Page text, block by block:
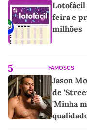
Lotofácil
feira e
milhões
5 FAMOSOS
Jason
de
'Minha